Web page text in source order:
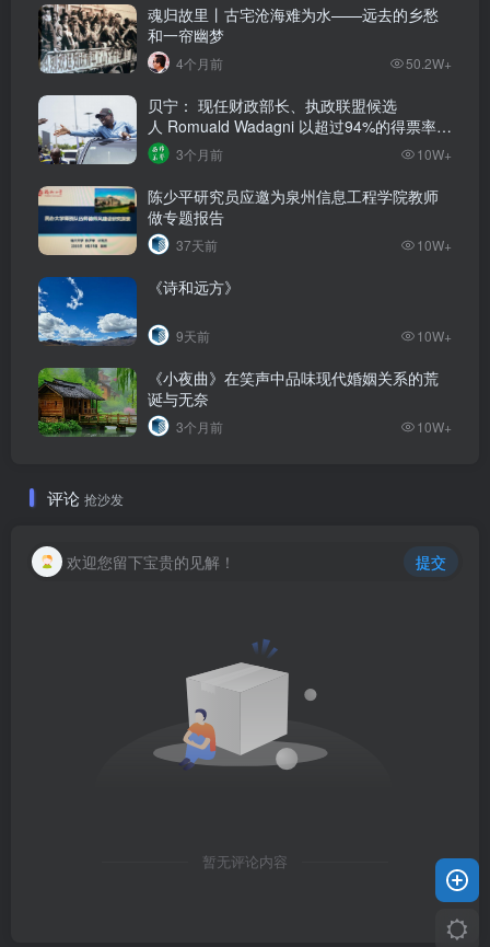
魂归故里丨古宅沧海难为水——远去的乡愁
和一帘幽梦
4个月前 50.2W+
贝宁： 现任财政部长、执政联盟候选
人‌ Romuald Wadagni 以超过94%的得票率当
选新任总统‌
3个月前 10W+
陈少平研究员应邀为泉州信息工程学院教师
做专题报告
37天前 10W+
《诗和远方》
9天前 10W+
《小夜曲》在笑声中品味现代婚姻关系的荒
诞与无奈
3个月前 10W+
评论 抢沙发
欢迎您留下宝贵的见解！ 提交
暂无评论内容